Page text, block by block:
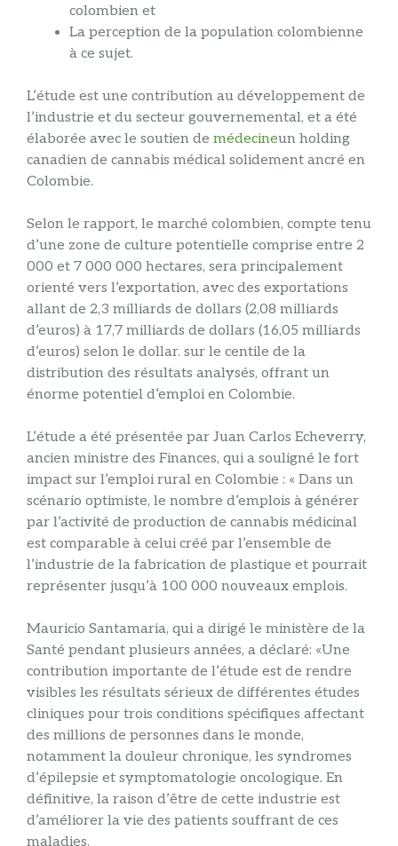
colombien et
La perception de la population colombienne
à ce sujet.
L’étude est une contribution au développement de
l’industrie et du secteur gouvernemental, et a été
élaborée avec le soutien de médecineun holding
canadien de cannabis médical solidement ancré en
Colombie.
Selon le rapport, le marché colombien, compte tenu
d’une zone de culture potentielle comprise entre 2
000 et 7 000 000 hectares, sera principalement
orienté vers l’exportation, avec des exportations
allant de 2,3 milliards de dollars (2,08 milliards
d’euros) à 17,7 milliards de dollars (16,05 milliards
d’euros) selon le dollar. sur le centile de la
distribution des résultats analysés, offrant un
énorme potentiel d’emploi en Colombie.
L’étude a été présentée par Juan Carlos Echeverry,
ancien ministre des Finances, qui a souligné le fort
impact sur l’emploi rural en Colombie : « Dans un
scénario optimiste, le nombre d’emplois à générer
par l’activité de production de cannabis médicinal
est comparable à celui créé par l’ensemble de
l’industrie de la fabrication de plastique et pourrait
représenter jusqu’à 100 000 nouveaux emplois.
Mauricio Santamaria, qui a dirigé le ministère de la
Santé pendant plusieurs années, a déclaré: «Une
contribution importante de l’étude est de rendre
visibles les résultats sérieux de différentes études
cliniques pour trois conditions spécifiques affectant
des millions de personnes dans le monde,
notamment la douleur chronique, les syndromes
d’épilepsie et symptomatologie oncologique. En
définitive, la raison d’être de cette industrie est
d’améliorer la vie des patients souffrant de ces
maladies.